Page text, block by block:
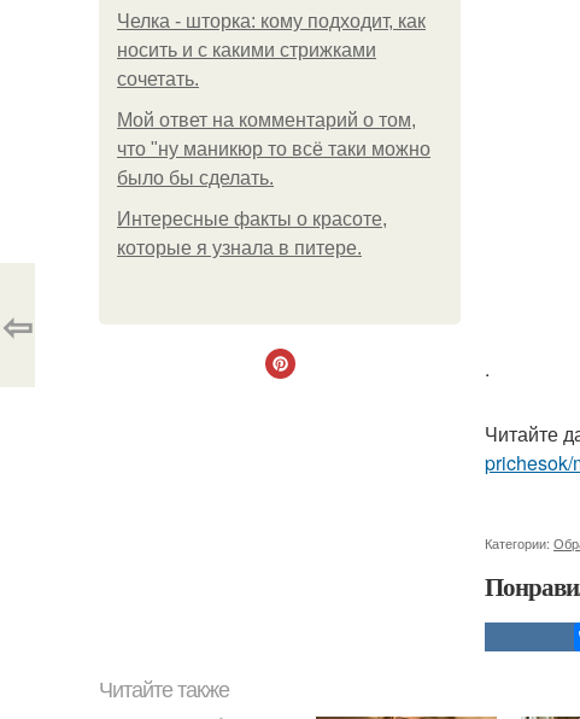
Челка - шторка: кому подходит, как
носить и с какими стрижками
сочетать.
Мой ответ на комментарий о том,
что "ну маникюр то всё таки можно
было бы сделать.
Интересные факты о красоте,
которые я узнала в питере.
.
Читайте
prichesok/
Категории:
⇦
Читайте также